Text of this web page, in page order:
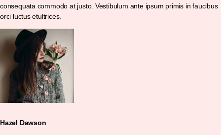
consequata commodo at justo. Vestibulum ante ipsum primis in faucibus
orci luctus etultrices.
Hazel Dawson